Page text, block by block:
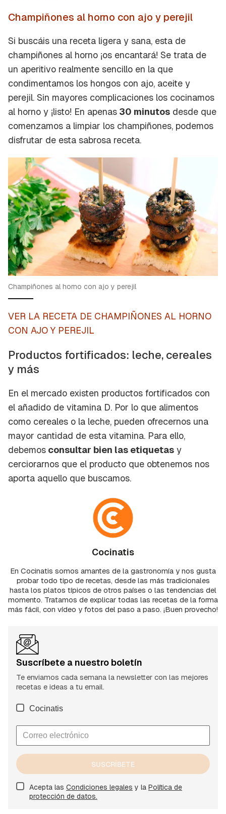
Champiñones al horno con ajo y perejil
Si buscáis una receta ligera y sana, esta de
champiñones al horno ¡os encantará! Se trata de
un aperitivo realmente sencillo en la que
condimentamos los hongos con ajo, aceite y
perejil. Sin mayores complicaciones los cocinamos
al horno y ¡listo! En apenas 30 minutos desde que
comenzamos a limpiar los champiñones, podemos
disfrutar de esta sabrosa receta.
Champiñones al horno con ajo y perejil
VER LA RECETA DE CHAMPIÑONES AL HORNO
CON AJO Y PEREJIL
Productos fortificados: leche, cereales
y más
En el mercado existen productos fortificados con
el añadido de vitamina D. Por lo que alimentos
como cereales o la leche, pueden ofrecernos una
mayor cantidad de esta vitamina. Para ello,
debemos consultar bien las etiquetas y
cerciorarnos que el producto que obtenemos nos
aporta aquello que buscamos.
Cocinatis
En Cocinatis somos amantes de la gastronomía y nos gusta
probar todo tipo de recetas, desde las más tradicionales
hasta los platos típicos de otros países o las tendencias del
momento. Tratamos de explicar todas las recetas de la forma
más fácil, con vídeo y fotos del paso a paso. ¡Buen provecho!
Suscríbete a nuestro boletín
Te enviamos cada semana la newsletter con las mejores
recetas e ideas a tu email.
Cocinatis
SUSCRÍBETE
Acepta las Condiciones legales y la Política de
protección de datos.